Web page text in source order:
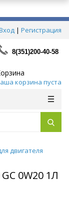
| Регистрация
8(351)200-40-58
корзина пуста
двигателя
0W20 1Л